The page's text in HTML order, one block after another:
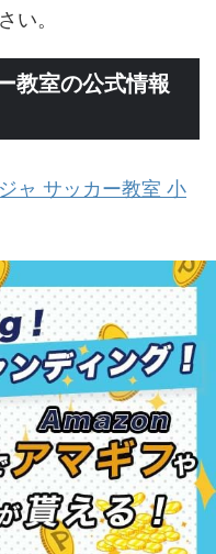
い。
教室の公式情報
ャ サッカー教室 小